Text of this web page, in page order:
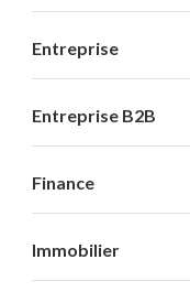
Entreprise
Entreprise B2B
Finance
Immobilier